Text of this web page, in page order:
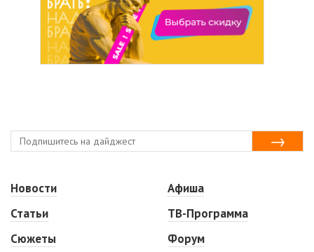
Новости
Статьи
Сюжеты
Афиша
ТВ-Программа
Форум